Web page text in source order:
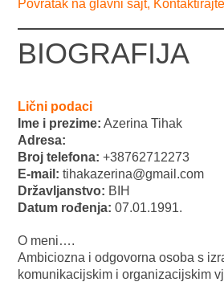
Povratak na glavni sajt,
BIOGRAFIJA
Lični podaci
Ime i prezime: Azerina Tihak
Adresa:
Broj telefona: +38762712273
E-mail: tihakazerina@gmail.com
Državljanstvo: BIH
Datum rođenja: 07.01.1991.
O meni….
Ambiciozna i odgovorna osoba s
komunikacijskim i organizacijskim